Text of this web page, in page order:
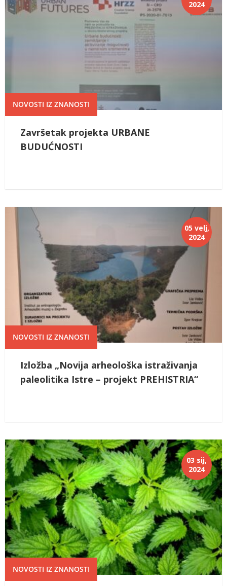
2024
NOVOSTI IZ ZNANOSTI
Završetak projekta URBANE
BUDUĆNOSTI
05 velj,
2024
NOVOSTI IZ ZNANOSTI
Izložba „Novija arheološka istraživanja
paleolitika Istre – projekt PREHISTRIA“
03 sij,
2024
NOVOSTI IZ ZNANOSTI